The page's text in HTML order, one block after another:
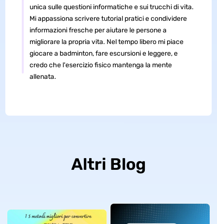
unica sulle questioni informatiche e sui trucchi di vita.
Mi appassiona scrivere tutorial pratici e condividere
informazioni fresche per aiutare le persone a
migliorare la propria vita. Nel tempo libero mi piace
giocare a badminton, fare escursioni e leggere, e
credo che l'esercizio fisico mantenga la mente
allenata.
Altri Blog